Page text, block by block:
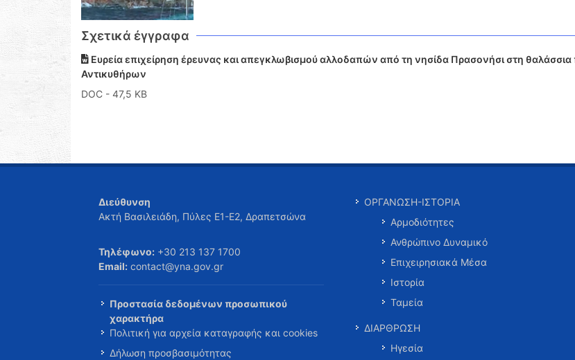
Σχετικά έγγραφα
Ευρεία επιχείρηση έρευνας και απεγκλωβισμού αλλοδαπών από τη νησίδα Πρασονήσι στη θαλάσσια
Αντικυθήρων
DOC - 47,5 KB
Διεύθυνση
Ακτή Βασιλειάδη, Πύλες Ε1-Ε2, Δραπετσώνα
Τηλέφωνο: +30 213 137 1700
Email: contact@yna.gov.gr
Προστασία δεδομένων προσωπικού
χαρακτήρα
Πολιτική για αρχεία καταγραφής και cookies
Δήλωση προσβασιμότητας
ΟΡΓΑΝΩΣΗ-ΙΣΤΟΡΙΑ
Αρμοδιότητες
Ανθρώπινο Δυναμικό
Επιχειρησιακά Μέσα
Ιστορία
Ταμεία
ΔΙΑΡΘΡΩΣΗ
Ηγεσία